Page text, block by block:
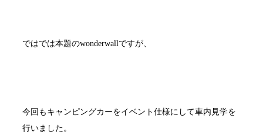
ではでは本題のwonderwallですが、
今回もキャンピングカーをイベント仕様にして車内見学を
行いました。